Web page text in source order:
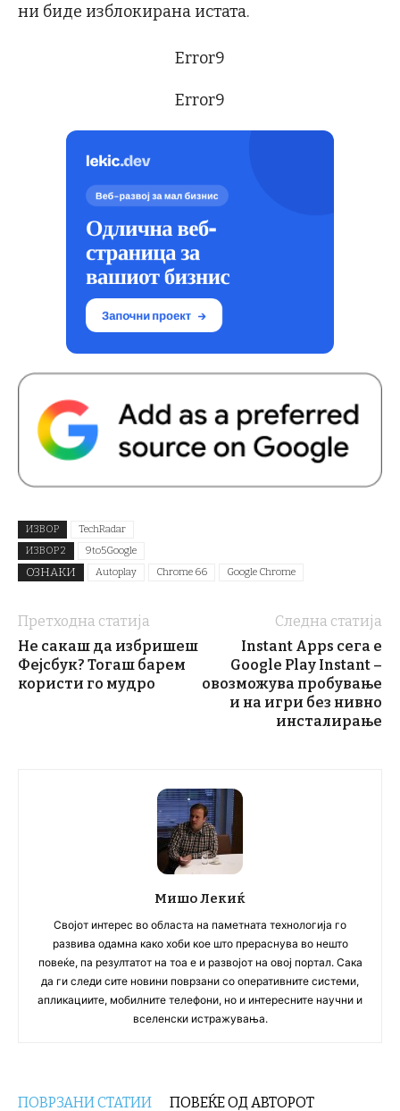
ни биде изблокирана истата.
Error9
Error9
ИЗВОР
TechRadar
ИЗВОР 2
9to5Google
ОЗНАКИ Autoplay Chrome 66 Google Chrome
Претходна статија
Не сакаш да избришеш
Фејсбук? Тогаш барем
користи го мудро
Следна статија
Instant Apps сега е
Google Play Instant –
овозможува пробување
и на игри без нивно
инсталирање
Мишо Лекиќ
Својот интерес во областа на паметната технологија го
развива одамна како хоби кое што прераснува во нешто
повеќе, па резултатот на тоа е и развојот на овој портал. Сака
да ги следи сите новини поврзани со оперативните системи,
апликациите, мобилните телефони, но и интересните научни и
вселенски истражувања.
ПОВРЗАНИ СТАТИИ ПОВЕЌЕ ОД АВТОРОТ